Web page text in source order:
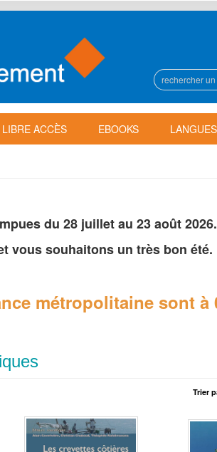
LIBRE ACCÈS EBOOKS
du 28 juillet au 23 août 2026.
vous souhaitons un très bon été.
métropolitainesont à
Trier